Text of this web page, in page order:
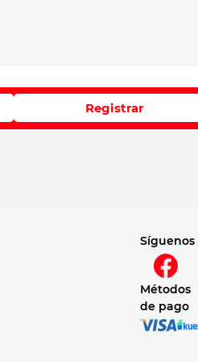
Registrar
Síguenos
Métodos
de pago